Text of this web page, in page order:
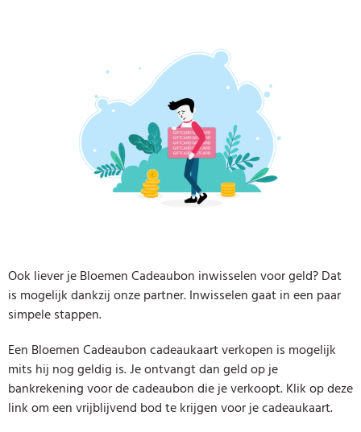
Ook liever je Bloemen Cadeaubon inwisselen voor geld? Dat
is mogelijk dankzij onze partner. Inwisselen gaat in een paar
simpele stappen.
Een Bloemen Cadeaubon cadeaukaart verkopen is mogelijk
mits hij nog geldig is. Je ontvangt dan geld op je
bankrekening voor de cadeaubon die je verkoopt. Klik op deze
link om een vrijblijvend bod te krijgen voor je cadeaukaart.